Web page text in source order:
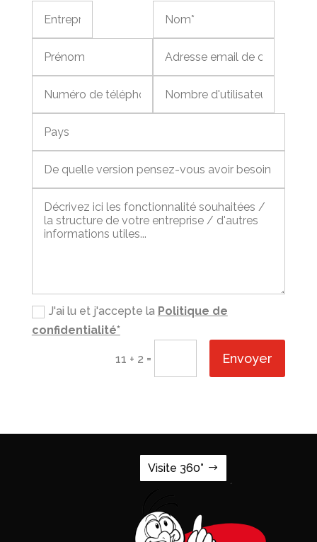
J'ai lu et j'accepte la Politique de
confidentialité*
11 + 2 = Envoyer
Visite 360°